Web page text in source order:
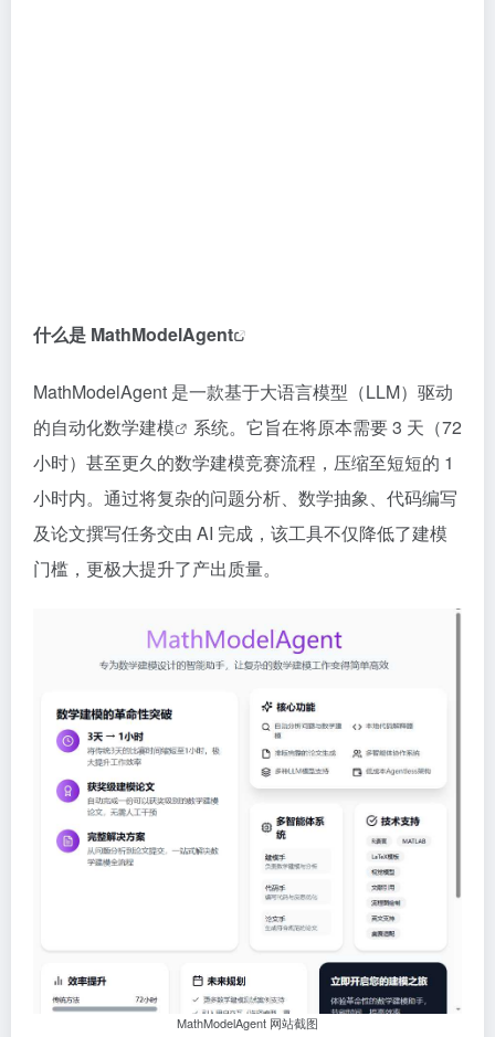
什么是 MathModelAgent
MathModelAgent 是一款基于大语言模型（LLM）驱动
的自动化数学建模
系统。它旨在将原本需要 3 天（72
小时）甚至更久的数学建模竞赛流程，压缩至短短的 1
小时内。通过将复杂的问题分析、数学抽象、代码编写
及论文撰写任务交由 AI 完成，该工具不仅降低了建模
门槛，更极大提升了产出质量。
MathModelAgent 网站截图